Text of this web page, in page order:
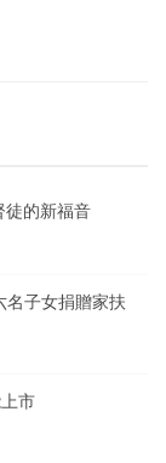
徒的新福音
名子女捐贈家扶
市